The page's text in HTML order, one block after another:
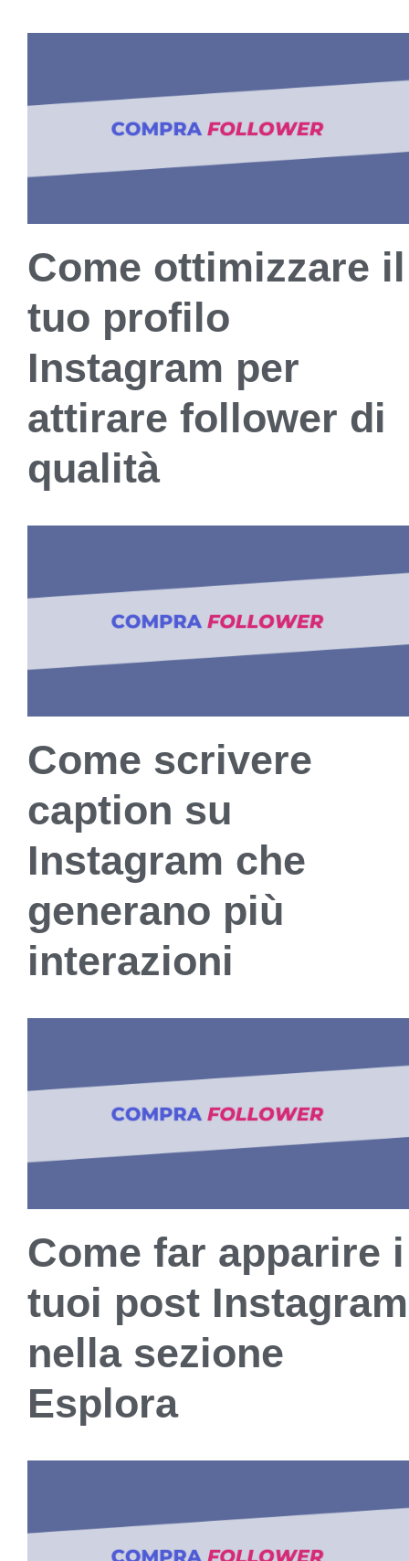
Come ottimizzare il
tuo profilo
Instagram per
attirare follower di
qualità
Come scrivere
caption su
Instagram che
generano più
interazioni
Come far apparire i
tuoi post Instagram
nella sezione
Esplora